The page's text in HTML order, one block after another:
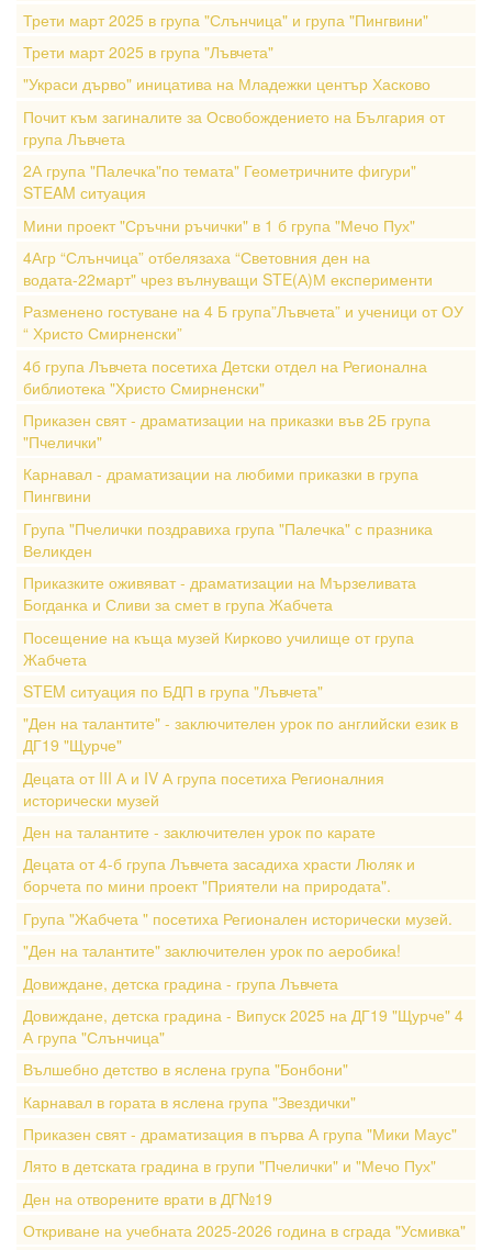
Трети март 2025 в група "Слънчица" и група "Пингвини"
Трети март 2025 в група "Лъвчета"
"Украси дърво" иницатива на Младежки център Хасково
Почит към загиналите за Освобождението на България от
група Лъвчета
2А група "Палечка"по темата" Геометричните фигури"
STEAM ситуация
Мини проект "Сръчни ръчички" в 1 б група "Мечо Пух"
4Агр “Слънчица” отбелязаха “Световния ден на
водата-22март" чрез вълнуващи STE(А)М експерименти
Разменено гостуване на 4 Б група”Лъвчета” и ученици от ОУ
“ Христо Смирненски”
4б група Лъвчета посетиха Детски отдел на Регионална
библиотека "Христо Смирненски"
Приказен свят - драматизации на приказки във 2Б група
"Пчелички"
Карнавал - драматизации на любими приказки в група
Пингвини
Група "Пчелички поздравиха група "Палечка" с празника
Великден
Приказките оживяват - драматизации на Мързеливата
Богданка и Сливи за смет в група Жабчета
Посещение на къща музей Кирково училище от група
Жабчета
STEM ситуация по БДП в група "Лъвчета"
"Ден на талантите" - заключителен урок по английски език в
ДГ19 "Щурче"
Децата от III А и IV А група посетиха Регионалния
исторически музей
Ден на талантите - заключителен урок по карате
Децата от 4-б група Лъвчета засадиха храсти Люляк и
борчета по мини проект "Приятели на природата".
Група "Жабчета " посетиха Регионален исторически музей.
"Ден на талантите" заключителен урок по аеробика!
Довиждане, детска градина - група Лъвчета
Довиждане, детска градина - Випуск 2025 на ДГ19 "Щурче" 4
А група "Слънчица"
Вълшебно детство в яслена група "Бонбони"
Карнавал в гората в яслена група "Звездички"
Приказен свят - драматизация в първа А група "Мики Маус"
Лято в детската градина в групи "Пчелички" и "Мечо Пух"
Ден на отворените врати в ДГ№19
Откриване на учебната 2025-2026 година в сграда "Усмивка"